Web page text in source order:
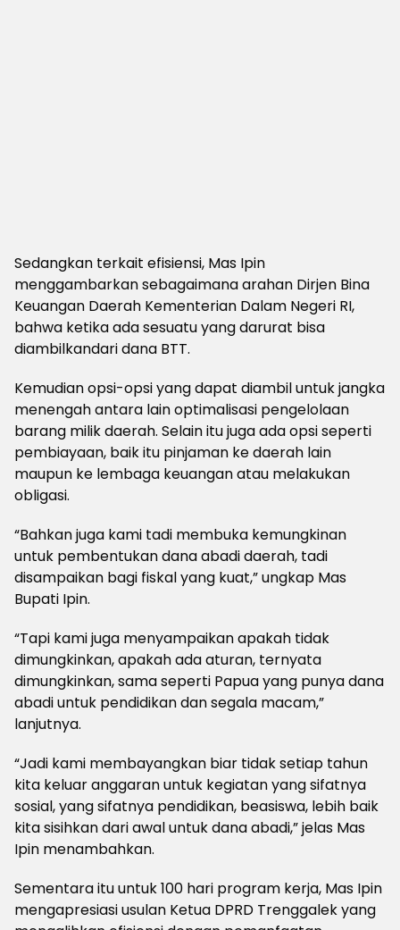
Sedangkan terkait efisiensi, Mas Ipin
menggambarkan sebagaimana arahan Dirjen Bina
Keuangan Daerah Kementerian Dalam Negeri RI,
bahwa ketika ada sesuatu yang darurat bisa
diambilkandari dana BTT.
Kemudian opsi-opsi yang dapat diambil untuk jangka
menengah antara lain optimalisasi pengelolaan
barang milik daerah. Selain itu juga ada opsi seperti
pembiayaan, baik itu pinjaman ke daerah lain
maupun ke lembaga keuangan atau melakukan
obligasi.
“Bahkan juga kami tadi membuka kemungkinan
untuk pembentukan dana abadi daerah, tadi
disampaikan bagi fiskal yang kuat,” ungkap Mas
Bupati Ipin.
“Tapi kami juga menyampaikan apakah tidak
dimungkinkan, apakah ada aturan, ternyata
dimungkinkan, sama seperti Papua yang punya dana
abadi untuk pendidikan dan segala macam,”
lanjutnya.
“Jadi kami membayangkan biar tidak setiap tahun
kita keluar anggaran untuk kegiatan yang sifatnya
sosial, yang sifatnya pendidikan, beasiswa, lebih baik
kita sisihkan dari awal untuk dana abadi,” jelas Mas
Ipin menambahkan.
Sementara itu untuk 100 hari program kerja, Mas Ipin
mengapresiasi usulan Ketua DPRD Trenggalek yang